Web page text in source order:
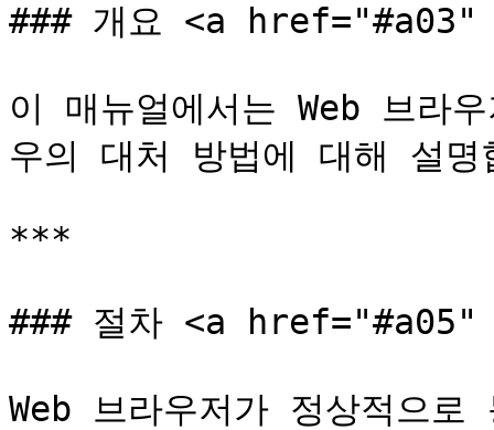
### 개요 <a
이 매뉴얼에서는 Web 브라
우의 대처 방법에 대해 설명
***
### 절차 <a
Web 브라우저가 정상적으